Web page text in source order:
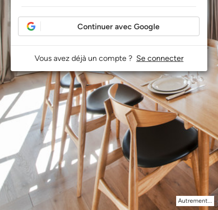
Autrement...
Continuer avec Google
Vous avez déjà un compte ? Se connecter